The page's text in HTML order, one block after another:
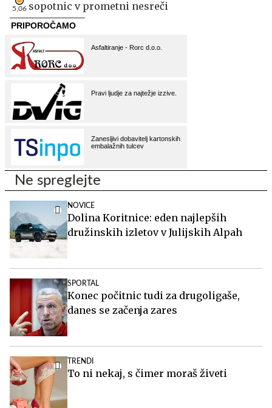
5,06 sopotnic v prometni nesreči
Ne spreglejte
NOVICE
Dolina Koritnice: eden najlepših
družinskih izletov v Julijskih Alpah
SPORTAL
Konec počitnic tudi za drugoligaše,
danes se začenja zares
TRENDI
To ni nekaj, s čimer moraš živeti